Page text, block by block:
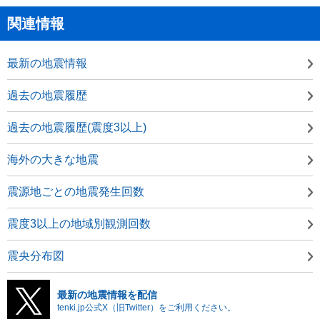
関連情報
最新の地震情報
過去の地震履歴
過去の地震履歴(震度3以上)
海外の大きな地震
震源地ごとの地震発生回数
震度3以上の地域別観測回数
震央分布図
最新の地震情報を配信
tenki.jp公式X（旧Twitter）をご利用ください。